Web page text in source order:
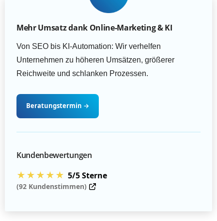
Mehr Umsatz dank Online-Marketing & KI
Von SEO bis KI-Automation: Wir verhelfen
Unternehmen zu höheren Umsätzen, größerer
Reichweite und schlanken Prozessen.
Beratungstermin →
Kundenbewertungen
★★★★★ 5/5 Sterne
(92 Kundenstimmen)